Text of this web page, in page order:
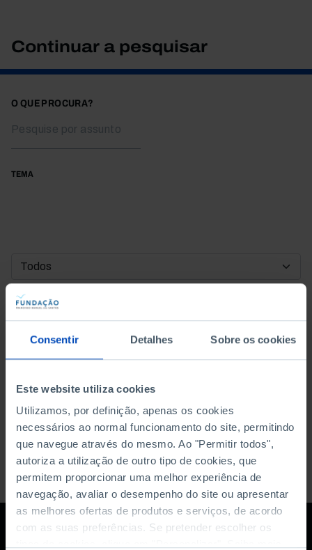
Consentir Detalhes Sobre os cookies
Este website utiliza cookies
Utilizamos, por definição, apenas os cookies
necessários ao normal funcionamento do site, permitindo
que navegue através do mesmo. Ao "Permitir todos",
autoriza a utilização de outro tipo de cookies, que
permitem proporcionar uma melhor experiência de
navegação, avaliar o desempenho do site ou apresentar
as melhores ofertas de produtos e serviços, de acordo
com as suas preferências. Se pretender escolher os
Continuar a pesquisar
O QUE PROCURA?
TEMA
DATA DE INÍCIO
DATA DE FIM